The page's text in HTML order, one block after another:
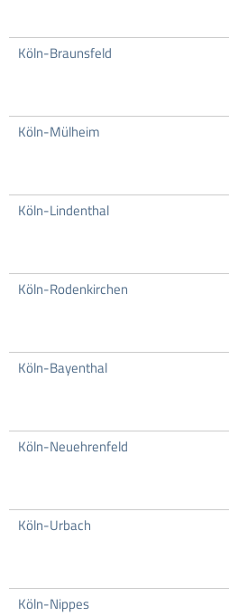
Köln-Braunsfeld
Köln-Mülheim
Köln-Lindenthal
Köln-Rodenkirchen
Köln-Bayenthal
Köln-Neuehrenfeld
Köln-Urbach
Köln-Nippes